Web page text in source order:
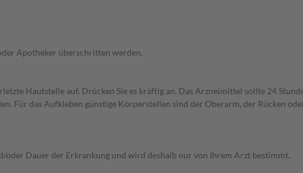
Apotheker überschritten werden.
Hautstelle auf. Drücken Sie es kräftig an. Das Arzneimittel sollte 24
Für das Aufkleben günstige Körperstellen sind der Oberarm, der Rücken
Dauer der Erkrankung und wird deshalb nur von Ihrem Arzt bestimmt.